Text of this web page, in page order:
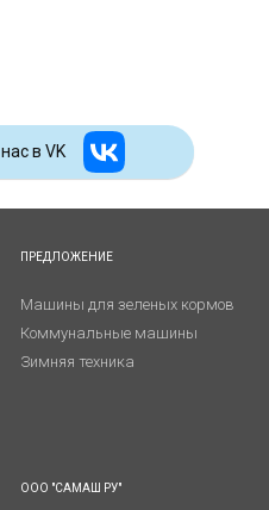
в VK
ПРЕДЛОЖЕНИЕ
Машины для зеленых кормов
Коммунальные машины
Зимняя техника
ООО "САМАШ РУ"